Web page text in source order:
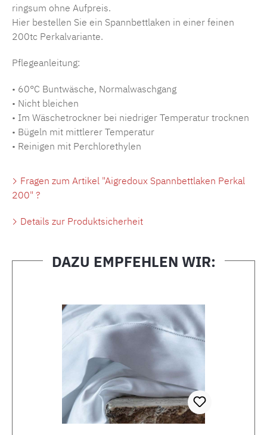
ringsum ohne Aufpreis.
Hier bestellen Sie ein Spannbettlaken in einer feinen
200tc Perkalvariante.
Pflegeanleitung:
• 60°C Buntwäsche, Normalwaschgang
• Nicht bleichen
• Im Wäschetrockner bei niedriger Temperatur trocknen
• Bügeln mit mittlerer Temperatur
• Reinigen mit Perchlorethylen
Fragen zum Artikel "Aigredoux Spannbettlaken Perkal
200" ?
Details zur Produktsicherheit
DAZU EMPFEHLEN WIR: